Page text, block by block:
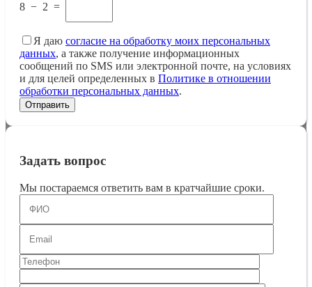
8 − 2 =
Я даю согласие на обработку моих персональных
данных, а также получение информационных
сообщений по SMS или электронной почте, на условиях
и для целей определенных в Политике в отношении
обработки персональных данных.
Задать вопрос
Мы постараемся ответить вам в кратчайшие сроки.